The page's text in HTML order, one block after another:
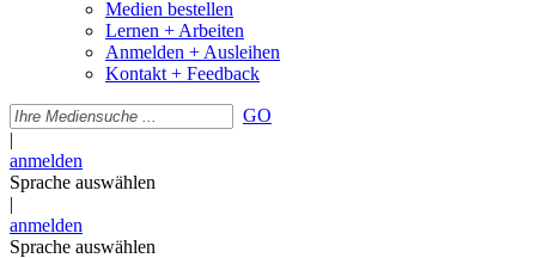
Medien bestellen
Lernen + Arbeiten
Anmelden + Ausleihen
Kontakt + Feedback
GO
|
anmelden
Sprache auswählen
|
anmelden
Sprache auswählen